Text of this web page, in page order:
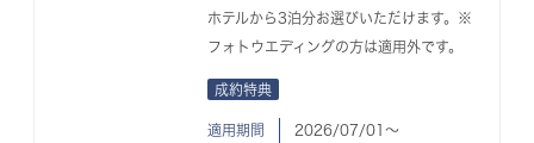
ホテルから3泊分お選びいただけます。※
フォトウエディングの方は適用外です。
成約特典
適用期間 2026/07/01〜